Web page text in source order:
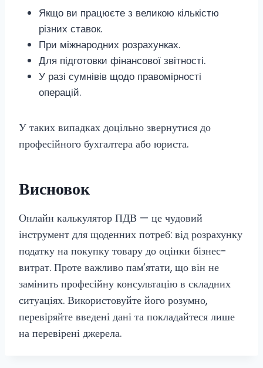
Якщо ви працюєте з великою кількістю
різних ставок.
При міжнародних розрахунках.
Для підготовки фінансової звітності.
У разі сумнівів щодо правомірності
операцій.
У таких випадках доцільно звернутися до
професійного бухгалтера або юриста.
Висновок
Онлайн калькулятор ПДВ — це чудовий
інструмент для щоденних потреб: від розрахунку
податку на покупку товару до оцінки бізнес-
витрат. Проте важливо пам’ятати, що він не
замінить професійну консультацію в складних
ситуаціях. Використовуйте його розумно,
перевіряйте введені дані та покладайтеся лише
на перевірені джерела.